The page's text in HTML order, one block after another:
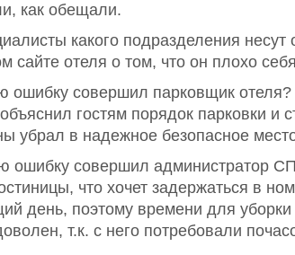
как обещали.
какого подразделения несут
отеля о том, что он плохо
ошибку совершил парковщик отеля?
гостям порядок парковки
убрал в надежное безопасное
ошибку совершил администратор
что хочет задержаться в
день, поэтому времени для
т.к. с него потребовали